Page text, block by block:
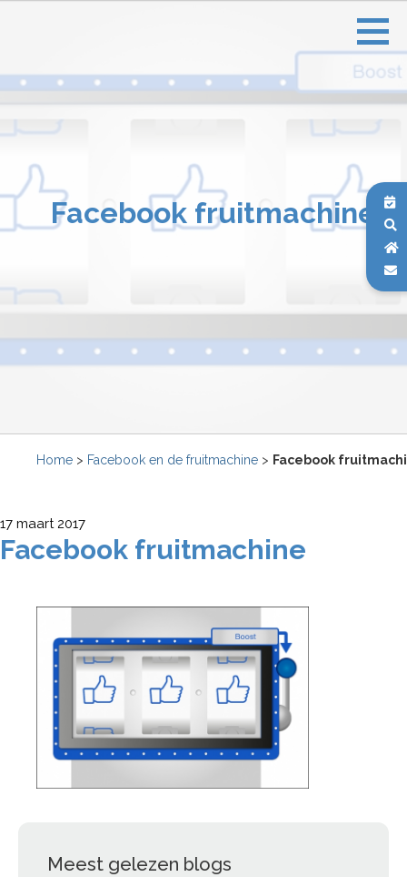
Facebook fruitmachine
Home > Facebook en de fruitmachine > Facebook
17 maart 2017
Facebook fruitmachine
Meest gelezen blogs